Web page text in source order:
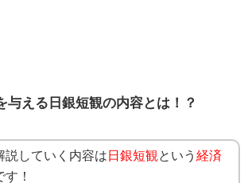
与える日銀短観の内容とは！？
説していく内容は 日銀短観 という 経済
す！